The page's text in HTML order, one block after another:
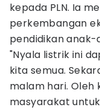
kepada PLN. Ia
perkembangan
pendidikan anak-
"Nyala listrik ini
kita semua.
malam hari. Oleh
masyarakat